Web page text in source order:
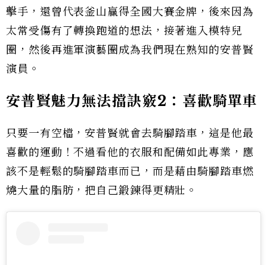
擊手，還曾代表釜山贏得全國大賽金牌，後來因為
太常受傷有了轉換跑道的想法，接著進入模特兒
圈，然後再進軍演藝圈成為我們現在熟知的安普賢
演員。
安普賢魅力無法擋訣竅2：喜歡騎單車
只要一有空檔，安普賢就會去騎腳踏車，這是他最
喜歡的運動！不過看他的衣服和配備如此專業，應
該不是輕鬆的騎腳踏車而已，而是藉由騎腳踏車燃
燒大量的脂肪，把自己鍛鍊得更精壯。